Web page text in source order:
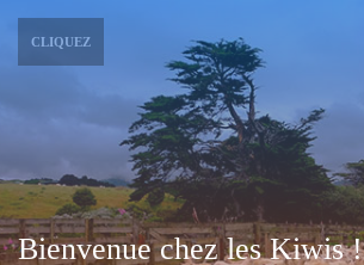
CLIQUEZ
Bienvenue chez les Kiwis !